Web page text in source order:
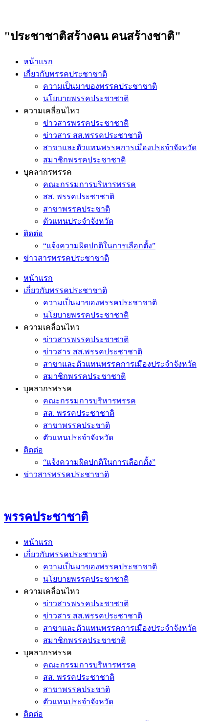
"ประชาชาติสร้างคน คนสร้างชาติ"
หน้าแรก
เกี่ยวกับพรรคประชาชาติ
ความเป็นมาของพรรคประชาชาติ
นโยบายพรรคประชาชาติ
ความเคลื่อนไหว
ข่าวสารพรรคประชาชาติ
ข่าวสาร สส.พรรคประชาชาติ
สาขาและตัวแทนพรรคการเมืองประจำจังหวัด
สมาชิกพรรคประชาชาติ
บุคลากรพรรค
คณะกรรมการบริหารพรรค
สส. พรรคประชาชาติ
สาขาพรรคประชาติ
ตัวแทนประจำจังหวัด
ติดต่อ
“แจ้งความผิดปกติในการเลือกตั้ง”
ข่าวสารพรรคประชาชาติ
หน้าแรก
เกี่ยวกับพรรคประชาชาติ
ความเป็นมาของพรรคประชาชาติ
นโยบายพรรคประชาชาติ
ความเคลื่อนไหว
ข่าวสารพรรคประชาชาติ
ข่าวสาร สส.พรรคประชาชาติ
สาขาและตัวแทนพรรคการเมืองประจำจังหวัด
สมาชิกพรรคประชาชาติ
บุคลากรพรรค
คณะกรรมการบริหารพรรค
สส. พรรคประชาชาติ
สาขาพรรคประชาติ
ตัวแทนประจำจังหวัด
ติดต่อ
“แจ้งความผิดปกติในการเลือกตั้ง”
ข่าวสารพรรคประชาชาติ
พรรคประชาชาติ
หน้าแรก
เกี่ยวกับพรรคประชาชาติ
ความเป็นมาของพรรคประชาชาติ
นโยบายพรรคประชาชาติ
ความเคลื่อนไหว
ข่าวสารพรรคประชาชาติ
ข่าวสาร สส.พรรคประชาชาติ
สาขาและตัวแทนพรรคการเมืองประจำจังหวัด
สมาชิกพรรคประชาชาติ
บุคลากรพรรค
คณะกรรมการบริหารพรรค
สส. พรรคประชาชาติ
สาขาพรรคประชาติ
ตัวแทนประจำจังหวัด
ติดต่อ